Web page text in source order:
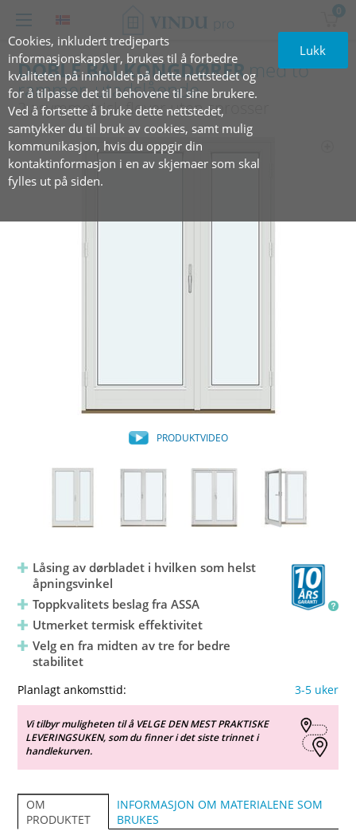
Cookies, inkludert tredjeparts
informasjonskapsler, brukes til å forbedre
kvaliteten på innholdet på dette nettstedet og
for å tilpasse det til behovene til sine brukere.
Ved å fortsette å bruke dette nettstedet,
samtykker du til bruk av cookies, samt mulig
kommunikasjon, hvis du oppgir din
kontaktinformasjon i en av skjemaer som skal
fylles ut på siden.
Lukk
0
DOBLE BALKONGDØRERmed to
rammer, utadslående
2 asymmetrisk fløyer uten sprosser
PRODUKTVIDEO
Låsing av dørbladet i hvilken som helst
åpningsvinkel
Toppkvalitets beslag fra ASSA
Utmerket termisk effektivitet
Velg en fra midten av tre for bedre
stabilitet
Planlagt ankomsttid: 3-5 uker
Vi tilbyr muligheten til å VELGE DEN MEST PRAKTISKE
LEVERINGSUKEN, som du finner i det siste trinnet i
handlekurven.
OM
PRODUKTET
INFORMASJON OM MATERIALENE SOM
BRUKES